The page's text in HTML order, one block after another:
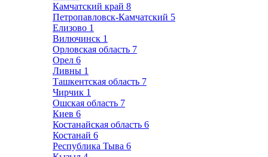
Камчатский край 8
Петропавловск-Камчатский 5
Елизово 1
Вилючинск 1
Орловская область 7
Орел 6
Ливны 1
Ташкентская область 7
Чирчик 1
Ошская область 7
Киев 6
Костанайская область 6
Костанай 6
Республика Тыва 6